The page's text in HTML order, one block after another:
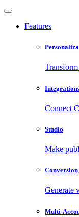
Features
Connect
Studio
Make
Conversion
Generate
Multi-